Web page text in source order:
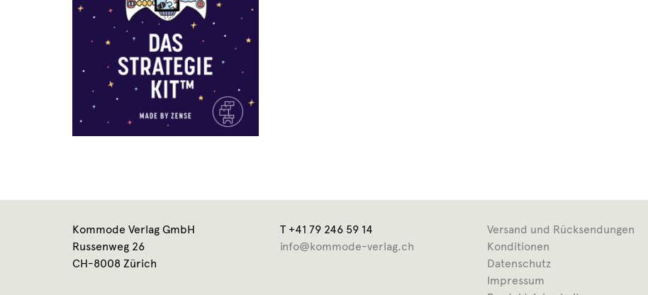
Kommode Verlag GmbH
Russenweg 26
CH-8008 Zürich
T +41 79 246 59 14
info@kommode-verlag.ch
Versand und Rücksendungen
Konditionen
Datenschutz
Impressum